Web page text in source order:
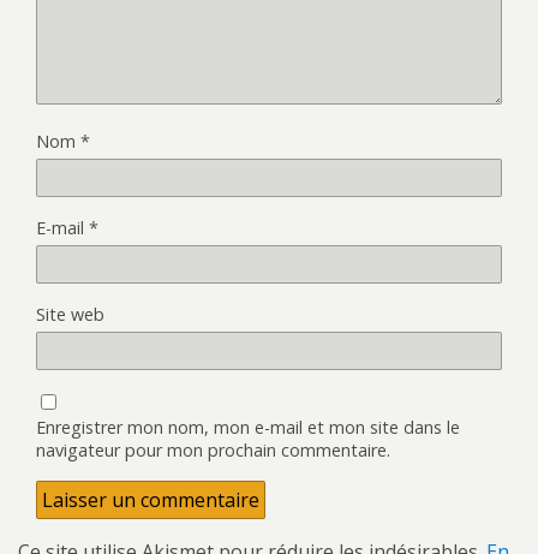
Nom *
E-mail *
Site web
Enregistrer mon nom, mon e-mail et mon site dans le
navigateur pour mon prochain commentaire.